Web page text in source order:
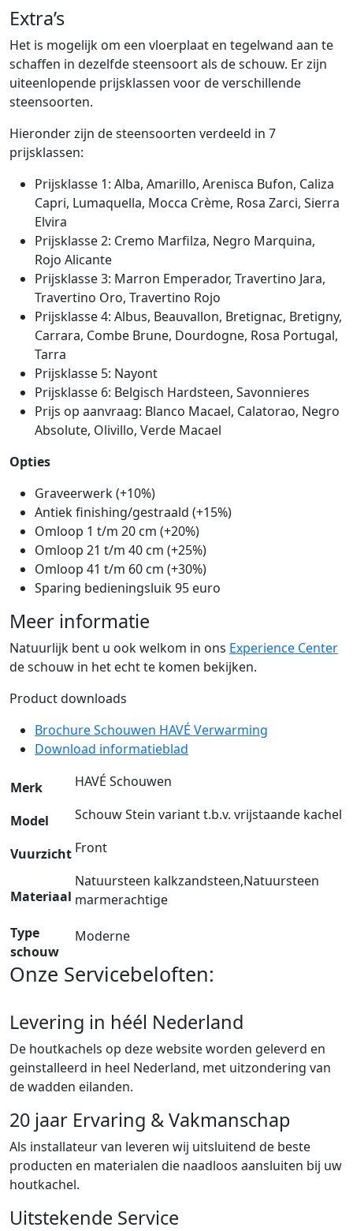
Extra’s
Het is mogelijk om een vloerplaat en tegelwand aan te
schaffen in dezelfde steensoort als de schouw. Er zijn
uiteenlopende prijsklassen voor de verschillende
steensoorten.
Hieronder zijn de steensoorten verdeeld in 7
prijsklassen:
Prijsklasse 1: Alba, Amarillo, Arenisca Bufon, Caliza
Capri, Lumaquella, Mocca Crème, Rosa Zarci, Sierra
Elvira
Prijsklasse 2: Cremo Marfilza, Negro Marquina,
Rojo Alicante
Prijsklasse 3: Marron Emperador, Travertino Jara,
Travertino Oro, Travertino Rojo
Prijsklasse 4: Albus, Beauvallon, Bretignac, Bretigny,
Carrara, Combe Brune, Dourdogne, Rosa Portugal,
Tarra
Prijsklasse 5: Nayont
Prijsklasse 6: Belgisch Hardsteen, Savonnieres
Prijs op aanvraag: Blanco Macael, Calatorao, Negro
Absolute, Olivillo, Verde Macael
Opties
Graveerwerk (+10%)
Antiek finishing/gestraald (+15%)
Omloop 1 t/m 20 cm (+20%)
Omloop 21 t/m 40 cm (+25%)
Omloop 41 t/m 60 cm (+30%)
Sparing bedieningsluik 95 euro
Meer informatie
Natuurlijk bent u ook welkom in ons Experience Center
de schouw in het echt te komen bekijken.
Product downloads
Brochure Schouwen HAVÉ Verwarming
Download informatieblad
Merk HAVÉ Schouwen
Model Schouw Stein variant t.b.v. vrijstaande kachel
Vuurzicht Front
Materiaal
Natuursteen kalkzandsteen,Natuursteen
marmerachtige
Type
schouw
Moderne
Onze Servicebeloften:
Levering in héél Nederland
De houtkachels op deze website worden geleverd en
geinstalleerd in heel Nederland, met uitzondering van
de wadden eilanden.
20 jaar Ervaring & Vakmanschap
Als installateur van leveren wij uitsluitend de beste
producten en materialen die naadloos aansluiten bij uw
houtkachel.
Uitstekende Service